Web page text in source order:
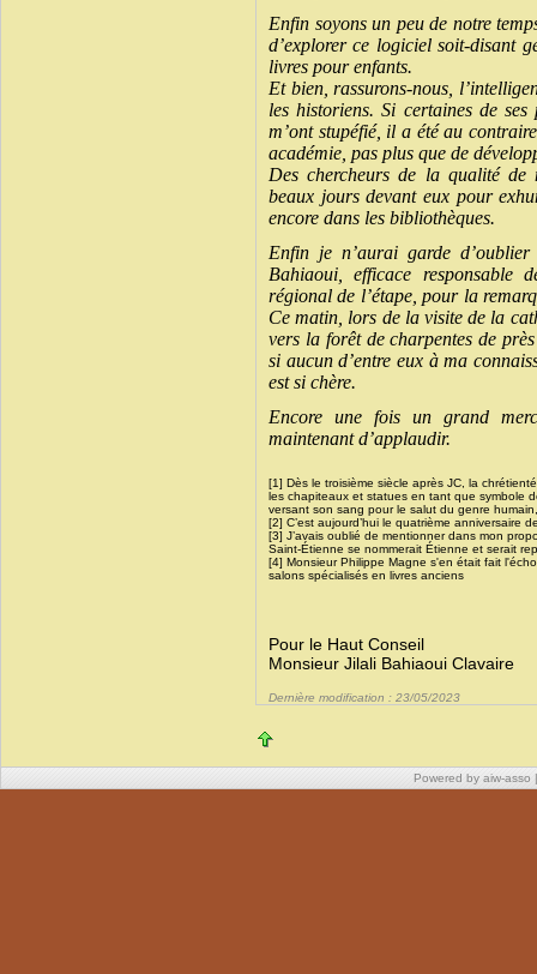
Enfin soyons un peu de notre
d’explorer ce logiciel soit-disant
livres pour enfants.
Et bien, rassurons-nous,
les historiens. Si certaines de ses
m’ont stupéfié, il a été au
académie, pas plus que de
Des chercheurs de la qualité de
beaux jours devant eux pour
encore dans les bibliothèques.
Enfin je n’aurai garde
Bahiaoui, efficace responsable
régional de l’étape, pour la
Ce matin, lors de la visite de la
vers la forêt de charpentes de
si aucun d’entre eux à ma
est si chère.
Encore une fois un grand
maintenant d’applaudir.
[1] Dès le troisième siècle après JC, la
les chapiteaux et statues en tant que symbole
versant son sang pour le salut du genre
[2] C’est aujourd’hui le quatrième anniversaire
[3] J’avais oublié de mentionner dans mon
Saint-Étienne se nommerait Étienne et serait
[4] Monsieur Philippe Magne s'en était fait
salons spécialisés en livres anciens
Pour le Haut
Monsieur Jilali Bahiaoui Clavaire
Dernière modification : 23/05/2023
Powered by aiw-asso